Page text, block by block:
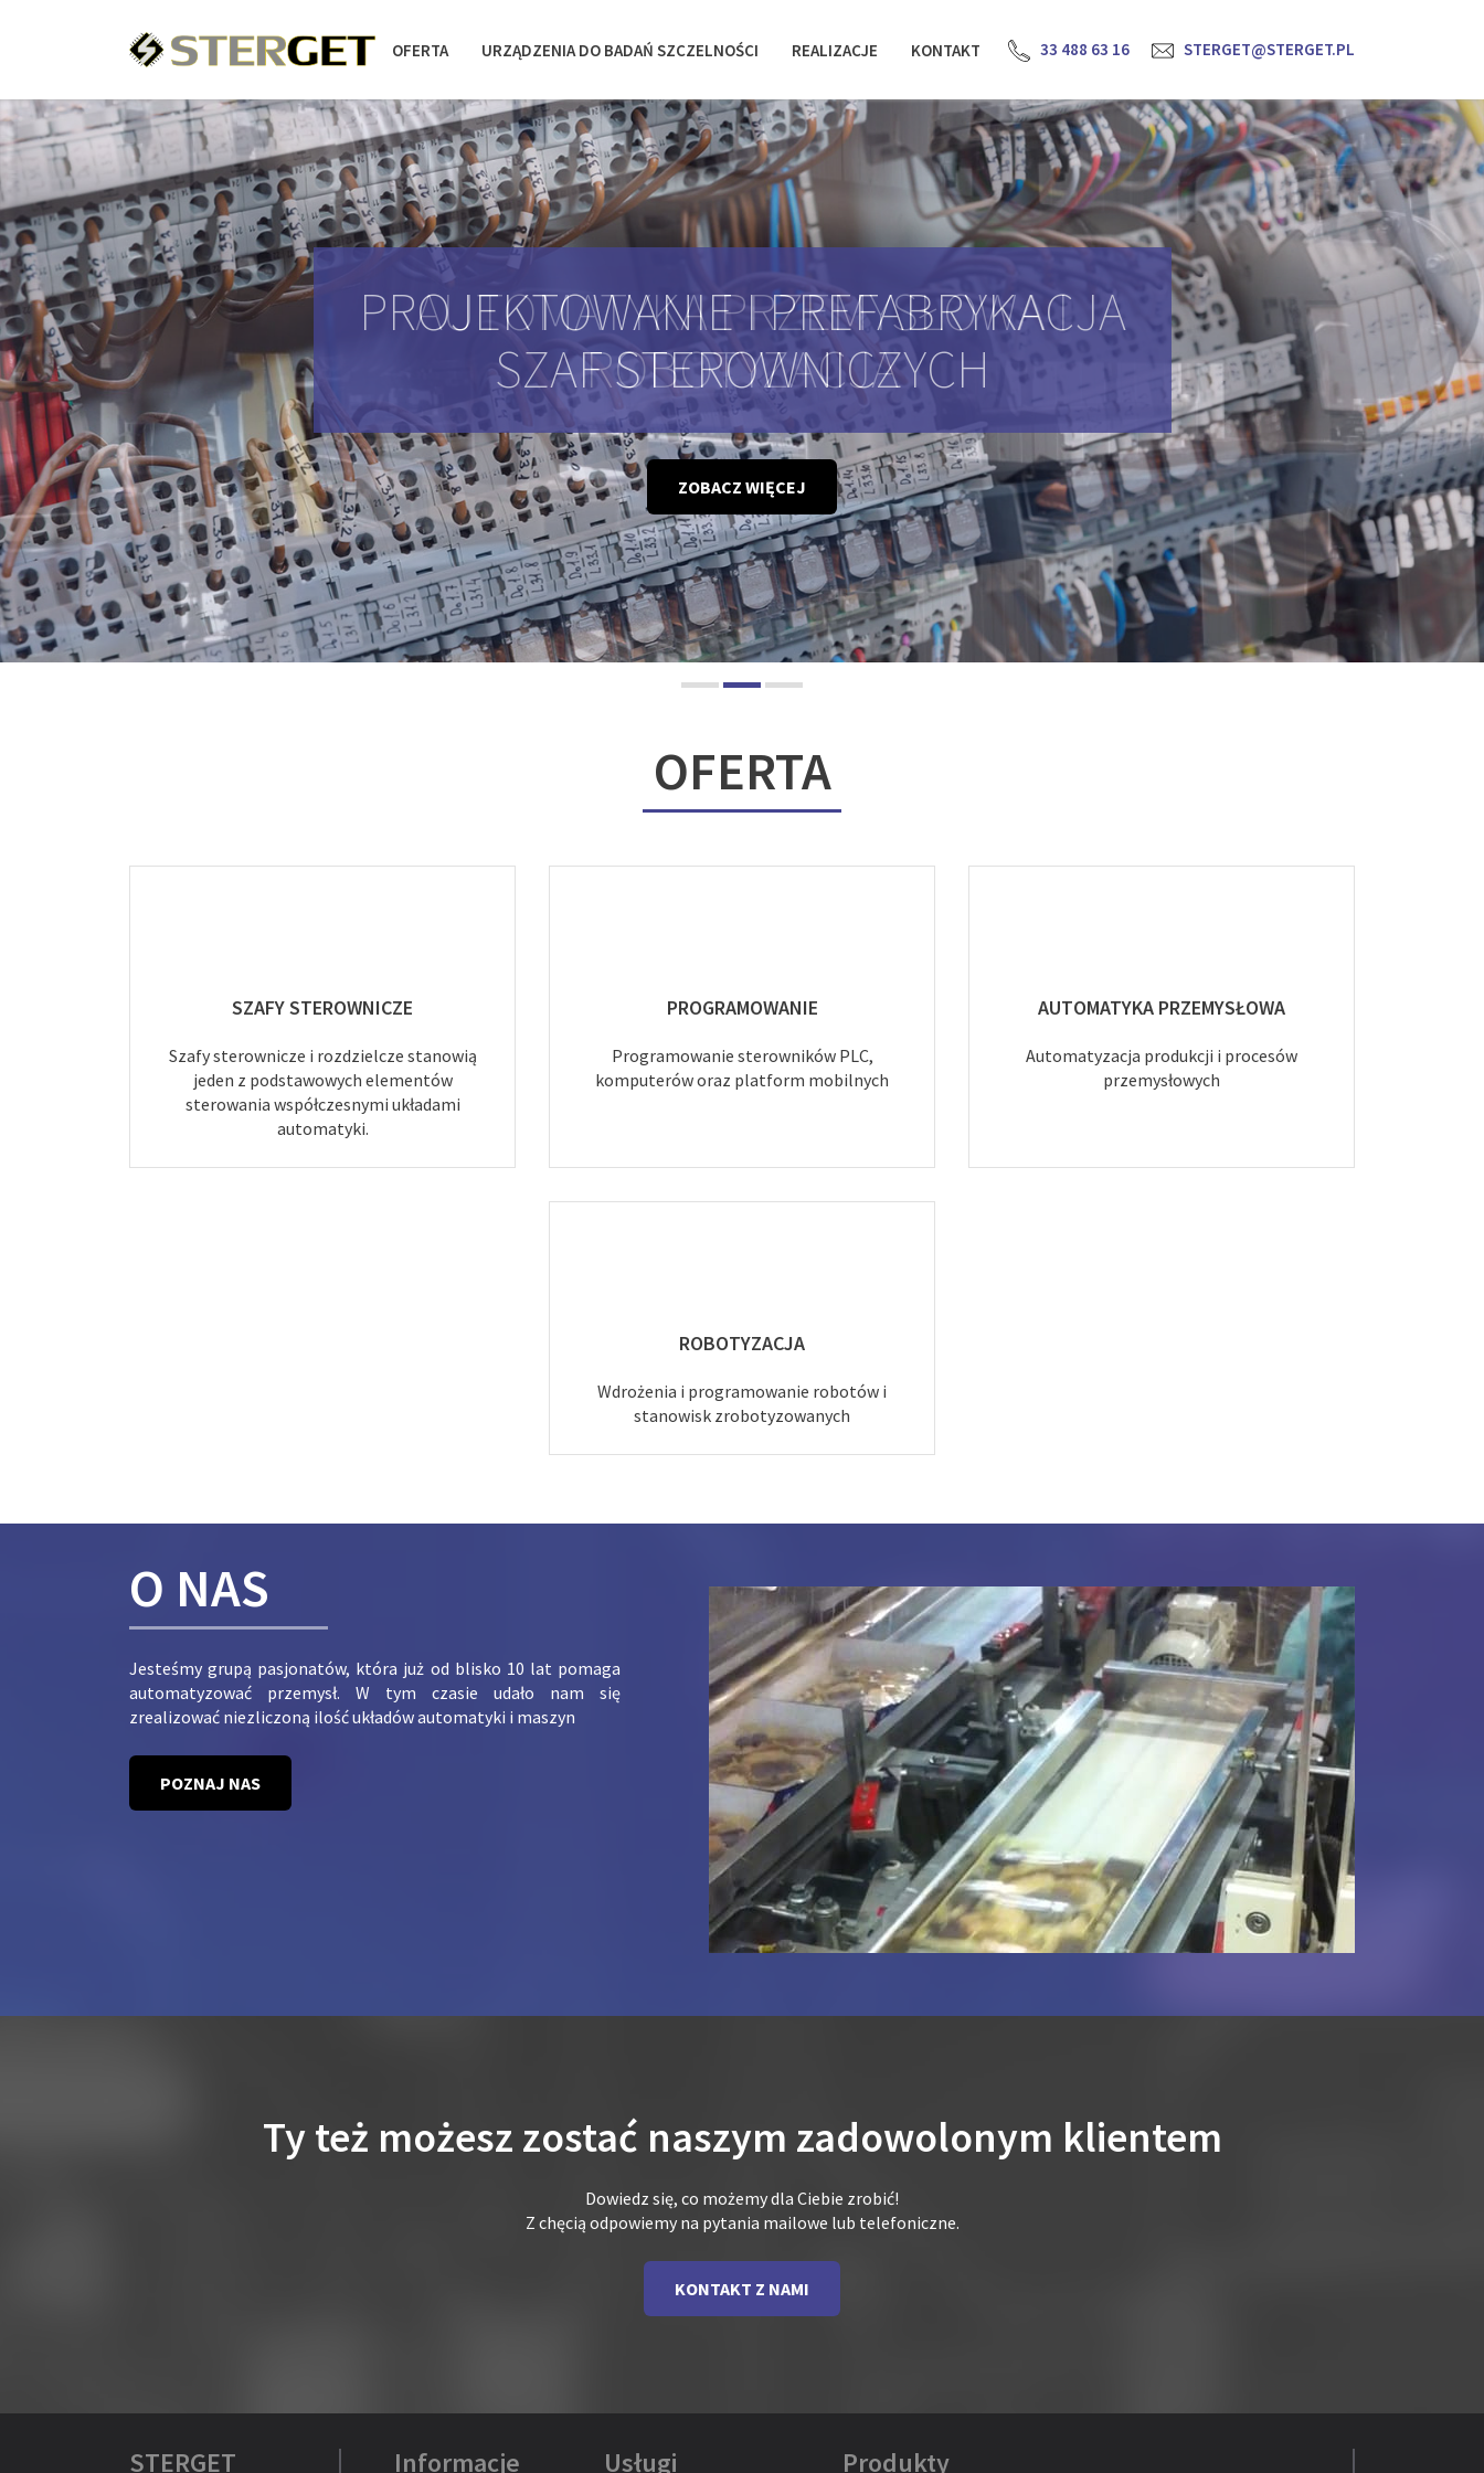
OFERTA URZĄDZENIA DO BADAŃ SZCZELNOŚCI REALIZACJE KONTAKT 33 488 63 16 STERGET@STERGET.PL
PROJEKTOWANIE I PREFABRYKACJA
SZAF STEROWNICZYCH
ZOBACZ WIĘCEJ
OFERTA
SZAFY STEROWNICZE
Szafy sterownicze i rozdzielcze stanowią
jeden z podstawowych elementów
sterowania współczesnymi układami
automatyki.
PROGRAMOWANIE
Programowanie sterowników PLC,
komputerów oraz platform mobilnych
AUTOMATYKA PRZEMYSŁOWA
Automatyzacja produkcji i procesów
przemysłowych
ROBOTYZACJA
Wdrożenia i programowanie robotów i
stanowisk zrobotyzowanych
O NAS
Jesteśmy grupą pasjonatów, która już od blisko 10 lat pomaga
automatyzować przemysł. W tym czasie udało nam się
zrealizować niezliczoną ilość układów automatyki i maszyn
POZNAJ NAS
Ty też możesz zostać naszym zadowolonym klientem
Dowiedz się, co możemy dla Ciebie zrobić!
Z chęcią odpowiemy na pytania mailowe lub telefoniczne.
KONTAKT Z NAMI
STERGET Informacje Usługi Produkty